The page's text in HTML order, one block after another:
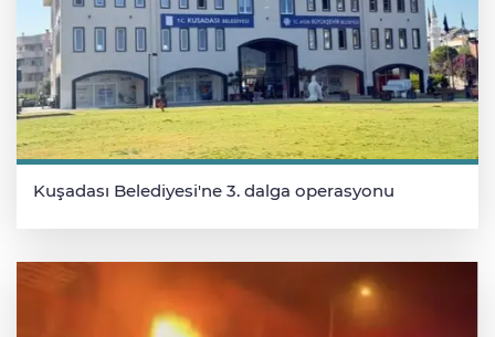
Kuşadası Belediyesi'ne 3. dalga operasyonu